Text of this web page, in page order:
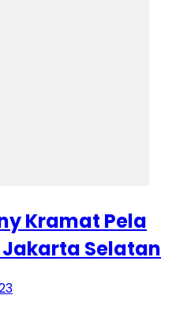
Kramat Pela
Selatan